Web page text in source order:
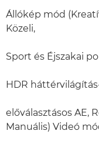
Állókép mód
Közeli,
Sport és Éjszakai
HDR
előválasztásos AE,
Manuális) Videó